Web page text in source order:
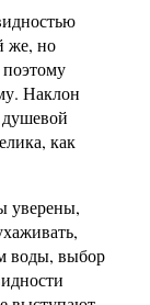
же, но
Наклон
как
уверены,
воды, выбор